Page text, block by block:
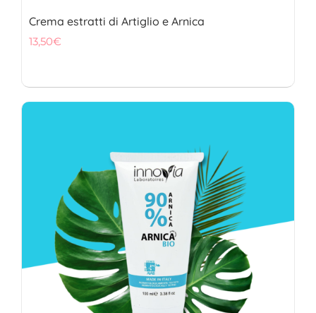
Crema estratti di Artiglio e Arnica
13,50€